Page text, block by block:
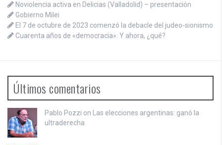
Noviolencia activa en Delicias (Valladolid) – presentación
Gobierno Milei
El 7 de octubre de 2023 comenzó la debacle del judeo-sionismo
Cuarenta años de «democracia»: Y ahora, ¿qué?
Últimos comentarios
Pablo Pozzi on
Las elecciones argentinas: ganó la
ultraderecha